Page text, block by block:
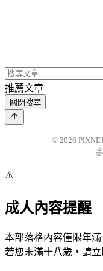
推薦文章
關閉搜尋
© 2026
⚠️
成人內容提醒
本部落格內容僅限年滿
若您未滿十八歲，請立